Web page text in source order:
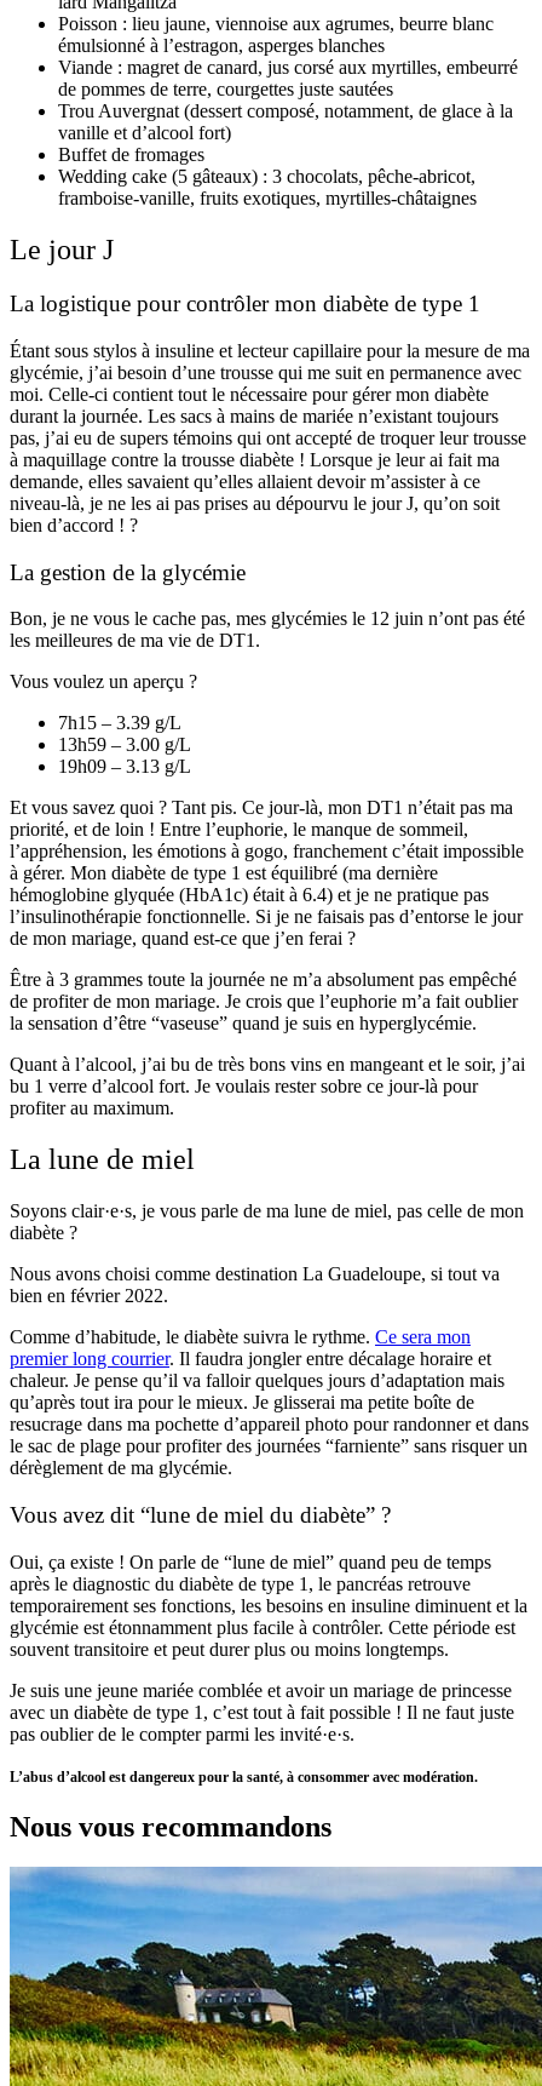
Poisson : lieu jaune, viennoise aux agrumes, beurre blanc
émulsionné à l’estragon, asperges blanches
Viande : magret de canard, jus corsé aux myrtilles, embeurré
de pommes de terre, courgettes juste sautées
Trou Auvergnat (dessert composé, notamment, de glace à la
vanille et d’alcool fort)
Buffet de fromages
Wedding cake (5 gâteaux) : 3 chocolats, pêche-abricot,
framboise-vanille, fruits exotiques, myrtilles-châtaignes
Le jour J
La logistique pour contrôler mon diabète de type 1
Étant sous stylos à insuline et lecteur capillaire pour la mesure de ma
glycémie, j’ai besoin d’une trousse qui me suit en permanence avec
moi. Celle-ci contient tout le nécessaire pour gérer mon diabète
durant la journée. Les sacs à mains de mariée n’existant toujours
pas, j’ai eu de supers témoins qui ont accepté de troquer leur trousse
à maquillage contre la trousse diabète ! Lorsque je leur ai fait ma
demande, elles savaient qu’elles allaient devoir m’assister à ce
niveau-là, je ne les ai pas prises au dépourvu le jour J, qu’on soit
bien d’accord ! ?
La gestion de la glycémie
Bon, je ne vous le cache pas, mes glycémies le 12 juin n’ont pas été
les meilleures de ma vie de DT1.
Vous voulez un aperçu ?
7h15 – 3.39 g/L
13h59 – 3.00 g/L
19h09 – 3.13 g/L
Et vous savez quoi ? Tant pis. Ce jour-là, mon DT1 n’était pas ma
priorité, et de loin ! Entre l’euphorie, le manque de sommeil,
l’appréhension, les émotions à gogo, franchement c’était impossible
à gérer. Mon diabète de type 1 est équilibré (ma dernière
hémoglobine glyquée (HbA1c) était à 6.4) et je ne pratique pas
l’insulinothérapie fonctionnelle. Si je ne faisais pas d’entorse le jour
de mon mariage, quand est-ce que j’en ferai ?
Être à 3 grammes toute la journée ne m’a absolument pas empêché
de profiter de mon mariage. Je crois que l’euphorie m’a fait oublier
la sensation d’être “vaseuse” quand je suis en hyperglycémie.
Quant à l’alcool, j’ai bu de très bons vins en mangeant et le soir, j’ai
bu 1 verre d’alcool fort. Je voulais rester sobre ce jour-là pour
profiter au maximum.
La lune de miel
Soyons clair·e·s, je vous parle de ma lune de miel, pas celle de mon
diabète ?
Nous avons choisi comme destination La Guadeloupe, si tout va
bien en février 2022.
Comme d’habitude, le diabète suivra le rythme. Ce sera mon
premier long courrier. Il faudra jongler entre décalage horaire et
chaleur. Je pense qu’il va falloir quelques jours d’adaptation mais
qu’après tout ira pour le mieux. Je glisserai ma petite boîte de
resucrage dans ma pochette d’appareil photo pour randonner et dans
le sac de plage pour profiter des journées “farniente” sans risquer un
dérèglement de ma glycémie.
Vous avez dit “lune de miel du diabète” ?
Oui, ça existe ! On parle de “lune de miel” quand peu de temps
après le diagnostic du diabète de type 1, le pancréas retrouve
temporairement ses fonctions, les besoins en insuline diminuent et la
glycémie est étonnamment plus facile à contrôler. Cette période est
souvent transitoire et peut durer plus ou moins longtemps.
Je suis une jeune mariée comblée et avoir un mariage de princesse
avec un diabète de type 1, c’est tout à fait possible ! Il ne faut juste
pas oublier de le compter parmi les invité·e·s.
L’abus d’alcool est dangereux pour la santé, à consommer avec modération.
Nous vous recommandons